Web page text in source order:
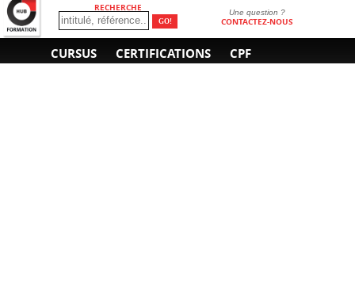
RECHERCHE Une question ?
CONTACTEZ-NOUS
CURSUS CERTIFICATIONS CPF